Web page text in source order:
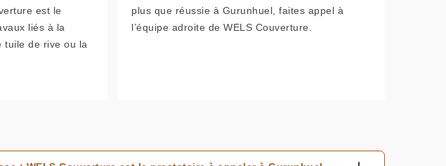
est le
liés à la
tuile de rive ou la
plus que réussie à Gurunhuel, faites appel à
l’équipe adroite de WELS Couverture.